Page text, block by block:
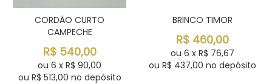
CORDÃO CURTO
CAMPECHE
R$ 540,00
ou 6 x R$ 90,00
ou R$ 513,00 no depósito
BRINCO TIMOR
R$ 460,00
ou 6 x R$ 76,67
ou R$ 437,00 no depósito